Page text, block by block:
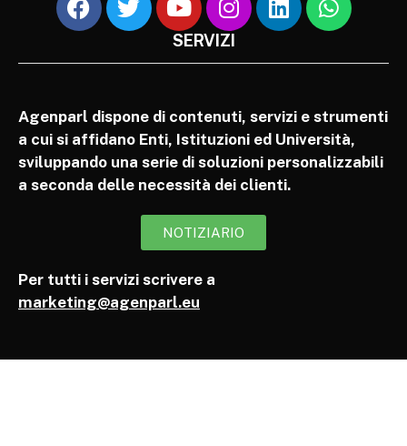
SERVIZI
Agenparl dispone di contenuti, servizi e strumenti
a cui si affidano Enti, Istituzioni ed Università,
sviluppando una serie di soluzioni personalizzabili
a seconda delle necessità dei clienti.
NOTIZIARIO
Per tutti i servizi scrivere a
marketing@agenparl.eu